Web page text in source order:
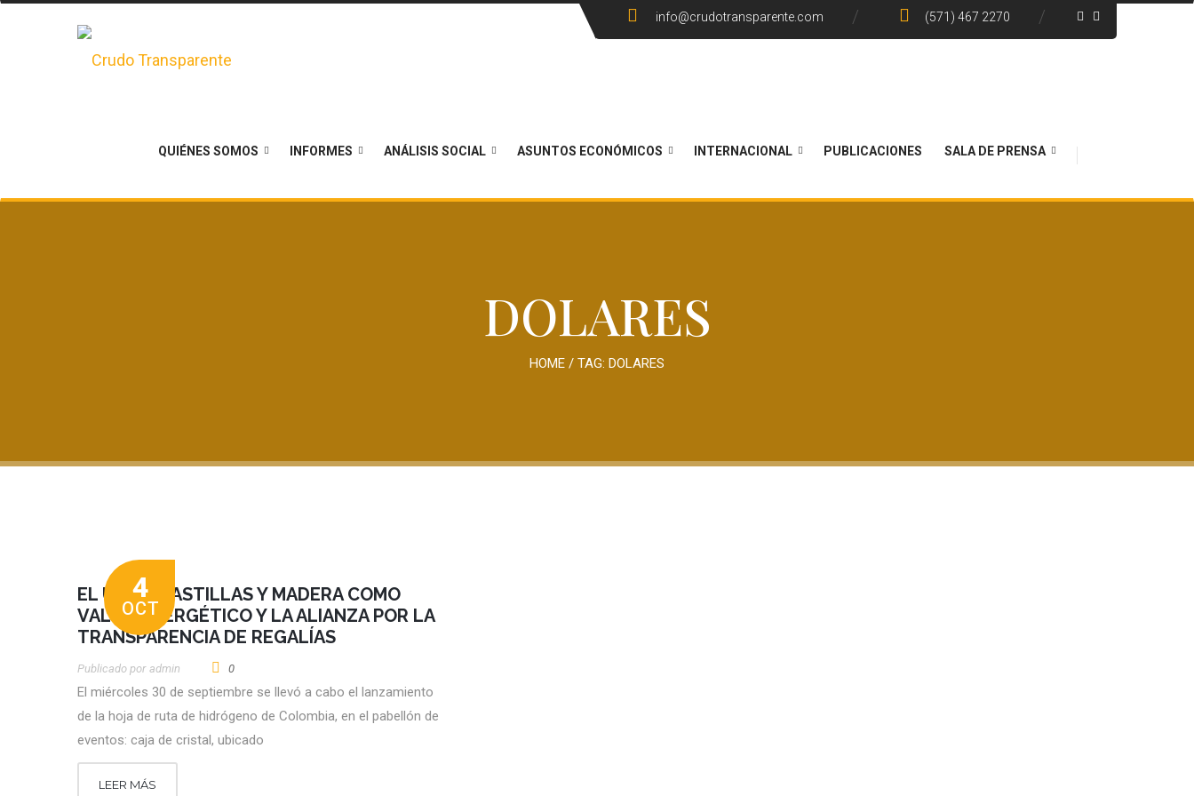
info@crudotransparente.com (571) 467 2270
QUIÉNES SOMOS INFORMES ANÁLISIS SOCIAL ASUNTOS ECONÓMICOS INTERNACIONAL PUBLICACIONES SALA DE PRENSA
DOLARES
HOME / TAG: DOLARES
4
OCT
EL USO DE ASTILLAS Y MADERA COMO
VALOR ENERGÉTICO Y LA ALIANZA POR LA
TRANSPARENCIA DE REGALÍAS
Publicado por Admin 0
El miércoles 30 de septiembre se llevó a cabo el lanzamiento
de la hoja de ruta de hidrógeno de Colombia, en el pabellón de
eventos: caja de cristal, ubicado
LEER MÁS